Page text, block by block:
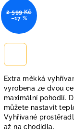
Extra měkká
vyrobena ze dvou
maximální pohodlí.
můžete nastavit
Vyhřívané
až na chodidla.
2 599 Kč
–17 %